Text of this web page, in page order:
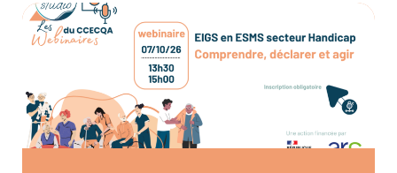
19/11/2026